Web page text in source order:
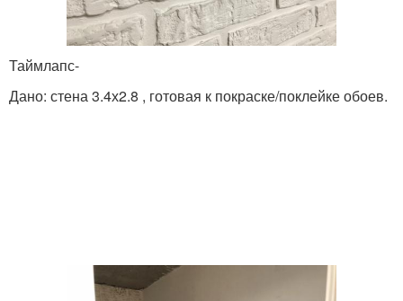
Таймлапс-
Дано: стена 3.4х2.8 , готовая к покраске/поклейке обоев.